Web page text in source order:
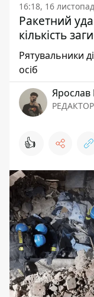
16:18, 16
Ракетний
кількість
Рятувальники
осіб
РЕДАКТОР
👍